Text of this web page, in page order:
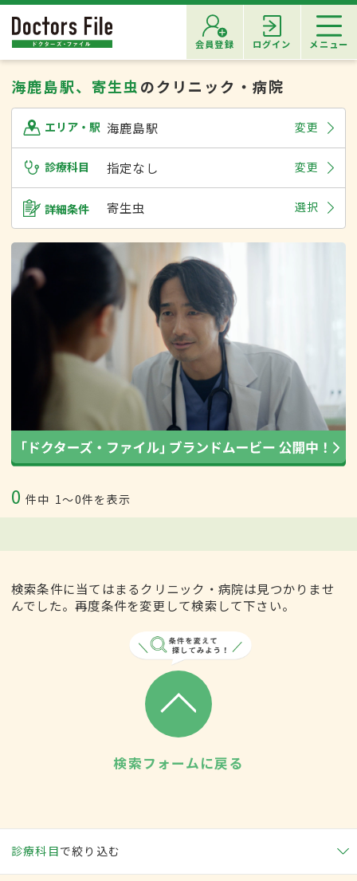
会員登録 ログイン メニュー
海鹿島駅、寄生虫 のクリニック・病院
エリア・駅 海鹿島駅 変更
診療科目 指定なし 変更
詳細条件 寄生虫 選択
0 件中 1〜0件を表示
検索条件に当てはまるクリニック・病院は見つかりませ
んでした。再度条件を変更して検索して下さい。
検索フォームに戻る
診療科目で絞り込む